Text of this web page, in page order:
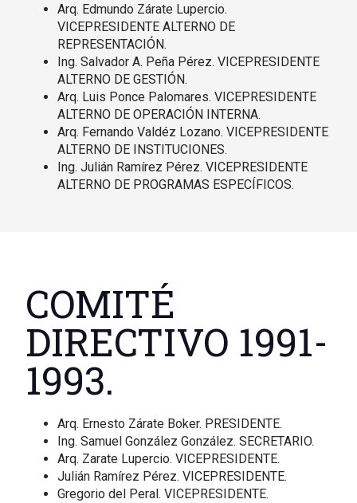
Arq. Edmundo Zárate Lupercio.
VICEPRESIDENTE ALTERNO DE
REPRESENTACIÓN.
Ing. Salvador A. Peña Pérez. VICEPRESIDENTE
ALTERNO DE GESTIÓN.
Arq. Luis Ponce Palomares. VICEPRESIDENTE
ALTERNO DE OPERACIÓN INTERNA.
Arq. Fernando Valdéz Lozano. VICEPRESIDENTE
ALTERNO DE INSTITUCIONES.
Ing. Julián Ramírez Pérez. VICEPRESIDENTE
ALTERNO DE PROGRAMAS ESPECÍFICOS.
COMITÉ
DIRECTIVO 1991-
1993.
Arq. Ernesto Zárate Boker. PRESIDENTE.
Ing. Samuel González González. SECRETARIO.
Arq. Zarate Lupercio. VICEPRESIDENTE.
Julián Ramírez Pérez. VICEPRESIDENTE.
Gregorio del Peral. VICEPRESIDENTE.